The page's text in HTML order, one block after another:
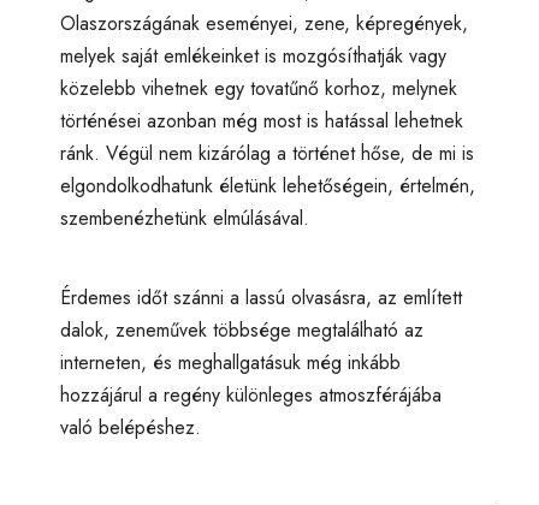
Olaszországának eseményei, zene, képregények,
melyek saját emlékeinket is mozgósíthatják vagy
közelebb vihetnek egy tovatűnő korhoz, melynek
történései azonban még most is hatással lehetnek
ránk. Végül nem kizárólag a történet hőse, de mi is
elgondolkodhatunk életünk lehetőségein, értelmén,
szembenézhetünk elmúlásával.
Érdemes időt szánni a lassú olvasásra, az említett
dalok, zeneművek többsége megtalálható az
interneten, és meghallgatásuk még inkább
hozzájárul a regény különleges atmoszférájába
való belépéshez.